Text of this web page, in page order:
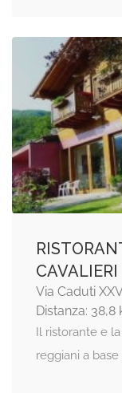
CAVALIERI
Via Caduti
Distanza: 38,8
Il ristorante e
reggiani a